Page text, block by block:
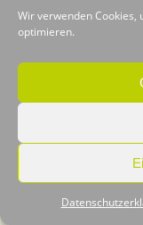
Wir verwenden Cookies,
optimieren.
VORHERIGER